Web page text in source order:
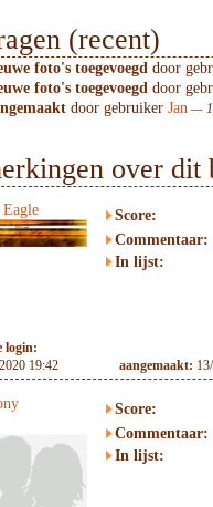
(recent)
foto's toegevoegd door
foto's toegevoegd door
door gebruiker Jan —
over dit
Eagle
Score:
Commentaar:
In lijst:
login:
19:42
aangemaakt:
Score:
Commentaar:
In lijst: